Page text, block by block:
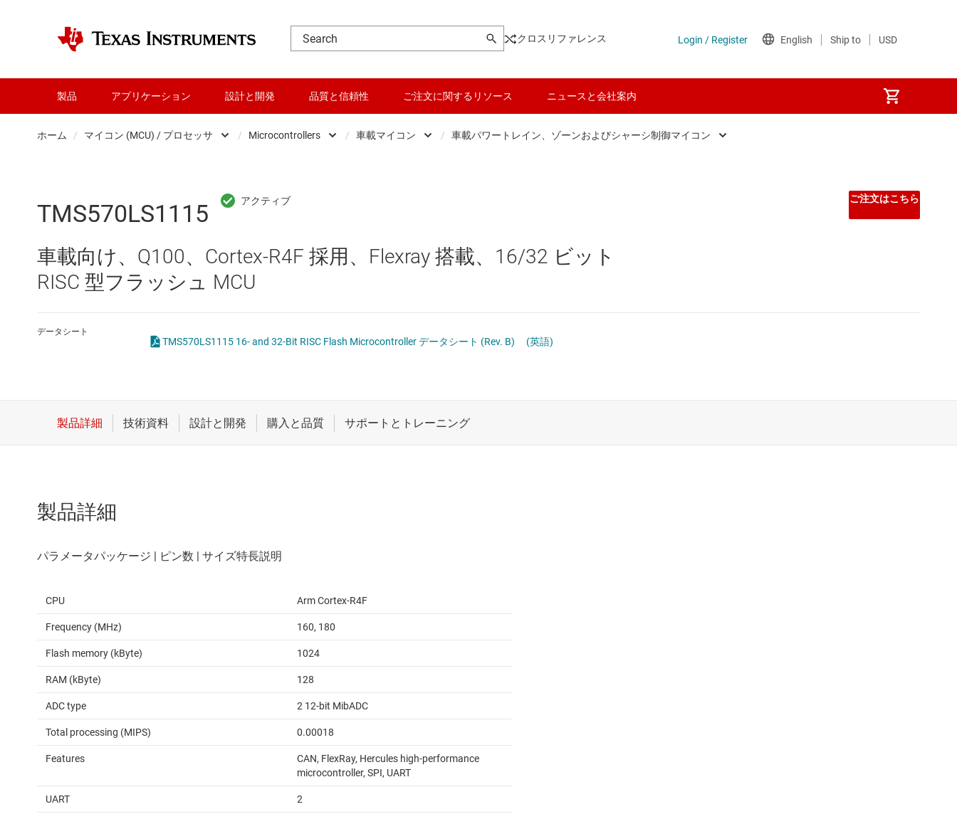
クロスリファレンス
製品 アプリケーション 設計と開発 品質と信頼性 ご注文に関するリソース ニュースと会社案内
ホーム / マイコン (MCU) / プロセッサ
RF とマイクロ波
インターフェイス
オーディオ、ハプティクス、およびピエゾ
ダイ / ウェハー サービス
マイコン (MCU) / プロセッサ
絶縁
/ Microcontrollers / 車載マイコン
リアルタイム モーター制御 / オートメーション マイコン
/ 車載パワートレイン、ゾーンおよびシャーシ制御マイコン
TMS570LS1115
車載向け、Q100、Cortex-R4F 採用、Flexray 搭載、16/32 ビット
RISC 型フラッシュ MCU
ご注文はこちら
データシート
TMS570LS1115 16- and 32-Bit RISC Flash Microcontroller データシート (Rev. B) (英語)
製品詳細
CPU Arm Cortex-R4F
Frequency (MHz) 160, 180
Flash memory (kByte) 1024
RAM (kByte) 128
ADC type 2 12-bit MibADC
Total processing (MIPS) 0.00018
Features
CAN, FlexRay, Hercules high-performance
microcontroller, SPI, UART
UART 2